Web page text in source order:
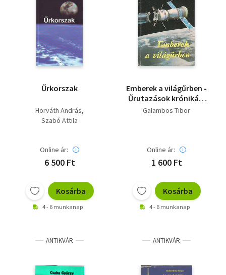
Űrkorszak
Horváth András
Szabó Attila
Online ár:
6 500 Ft
Kosárba
4 - 6 munkanap
Emberek a világűrben -
Űrutazások krónikája
(minikönyv)
Galambos Tibor
Online ár:
1 600 Ft
Kosárba
4 - 6 munkanap
ANTIKVÁR ANTIKVÁR